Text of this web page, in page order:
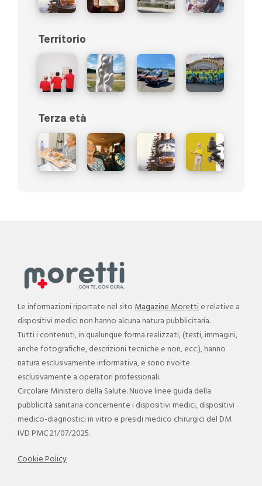
Territorio
Terza età
Le informazioni riportate nel sitoMagazine Morettie relative a
dispositivi medici non hanno alcuna natura pubblicitaria.
Tutti i contenuti, in qualunque forma realizzati, (testi, immagini,
anche fotografiche, descrizioni tecniche e non, ecc.), hanno
natura esclusivamente informativa, e sono rivolte
esclusivamente a operatori professionali.
Circolare Ministero della Salute. Nuove linee guida della
pubblicità sanitaria concernente i dispositivi medici, dispositivi
medico-diagnostici in vitro e presidi medico chirurgici del DM
IVD PMC 21/07/2025.
Cookie Policy